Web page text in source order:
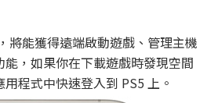
將能獲得遠端啟動遊戲、管理主機
，如果你在下載遊戲時發現空間
程式中快速登入到 PS5 上。